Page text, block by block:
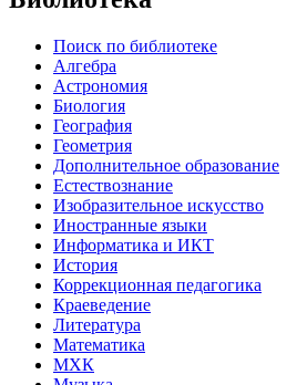
Поиск по библиотеке
Алгебра
Астрономия
Биология
География
Геометрия
Дополнительное образование
Естествознание
Изобразительное искусство
Иностранные языки
Информатика и ИКТ
История
Коррекционная педагогика
Краеведение
Литература
Математика
МХК